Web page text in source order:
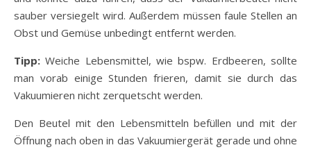
sauber versiegelt wird. Außerdem müssen faule Stellen an
Obst und Gemüse unbedingt entfernt werden.
Tipp: Weiche Lebensmittel, wie bspw. Erdbeeren, sollte
man vorab einige Stunden frieren, damit sie durch das
Vakuumieren nicht zerquetscht werden.
Den Beutel mit den Lebensmitteln befüllen und mit der
Öffnung nach oben in das Vakuumiergerät gerade und ohne